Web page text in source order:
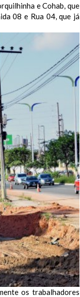
e Cohab, que
08 e Rua 04, que já
os trabalhadores